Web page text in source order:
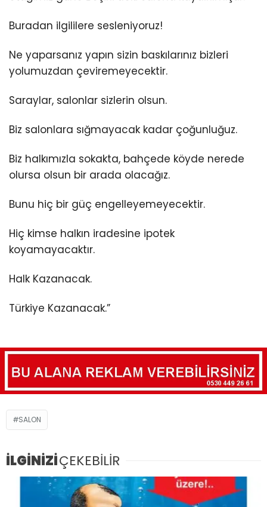
Buradan ilgililere sesleniyoruz!
Ne yaparsanız yapın sizin baskılarınız bizleri
yolumuzdan çeviremeyecektir.
Saraylar, salonlar sizlerin olsun.
Biz salonlara sığmayacak kadar çoğunluğuz.
Biz halkımızla sokakta, bahçede köyde nerede
olursa olsun bir arada olacağız.
Bunu hiç bir güç engelleyemeyecektir.
Hiç kimse halkın iradesine ipotek
koyamayacaktır.
Halk Kazanacak.
Türkiye Kazanacak.”
SALON
İLGİNİZİÇEKEBİLİR